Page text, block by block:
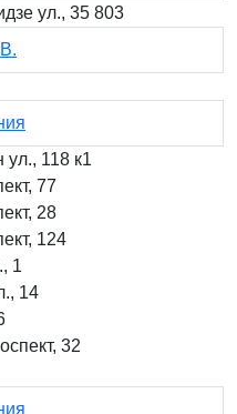
ул., 35 803
118 к1
77
28
124
1
14
32